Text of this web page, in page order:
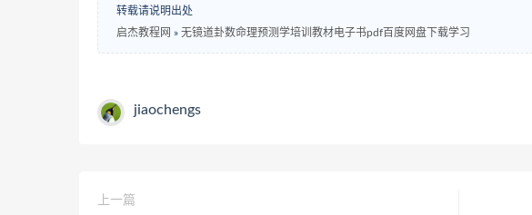
转载请说明出处
启杰教程网 » 无镜道卦数命理预测学培训教材电子书pdf百度网盘下载学习
jiaochengs
上一篇